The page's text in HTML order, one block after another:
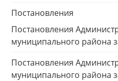
Постановления
Постановления
муниципального района
Постановления
муниципального района